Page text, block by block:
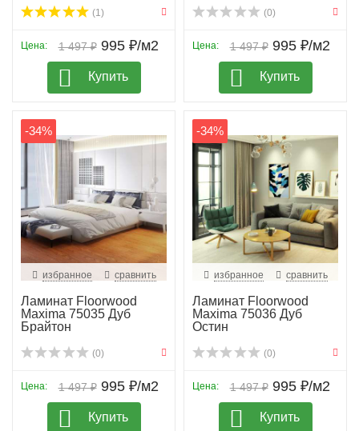
(1)
1 497 ₽
Цена: 995 ₽/м2
Купить
(0)
1 497 ₽
Цена: 995 ₽/м2
Купить
-34%
избранное сравнить
Ламинат Floorwood
Maxima 75035 Дуб
Брайтон
(0)
1 497 ₽
Цена: 995 ₽/м2
Купить
-34%
избранное сравнить
Ламинат Floorwood
Maxima 75036 Дуб
Остин
(0)
1 497 ₽
Цена: 995 ₽/м2
Купить